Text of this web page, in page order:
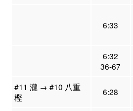
6:33
6:32
36-67
#11 瀧 → #10 八重
樫
6:28